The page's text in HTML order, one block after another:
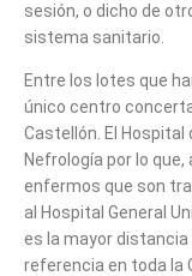
sesión, o dicho de
sistema sanitario.
Entre los lotes que
único centro
Castellón. El
Nefrología por lo
enfermos que son
al Hospital General
es la mayor
referencia en toda la